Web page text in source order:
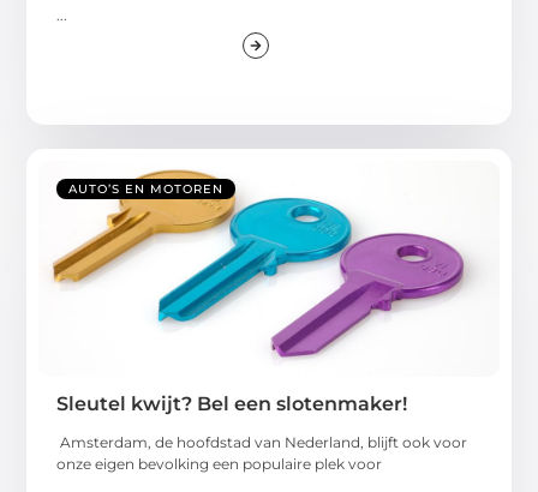
...
AUTO’S EN MOTOREN
Sleutel kwijt? Bel een slotenmaker!
Amsterdam, de hoofdstad van Nederland, blijft ook voor
onze eigen bevolking een populaire plek voor